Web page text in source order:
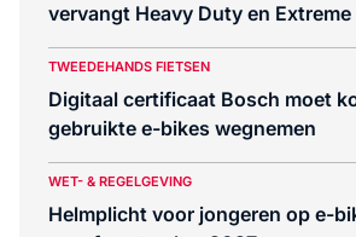
vervangt Heavy Duty en Extreme
TWEEDEHANDS FIETSEN
Digitaal certificaat Bosch moet
gebruikte e-bikes wegnemen
WET- & REGELGEVING
Helmplicht voor jongeren op e-